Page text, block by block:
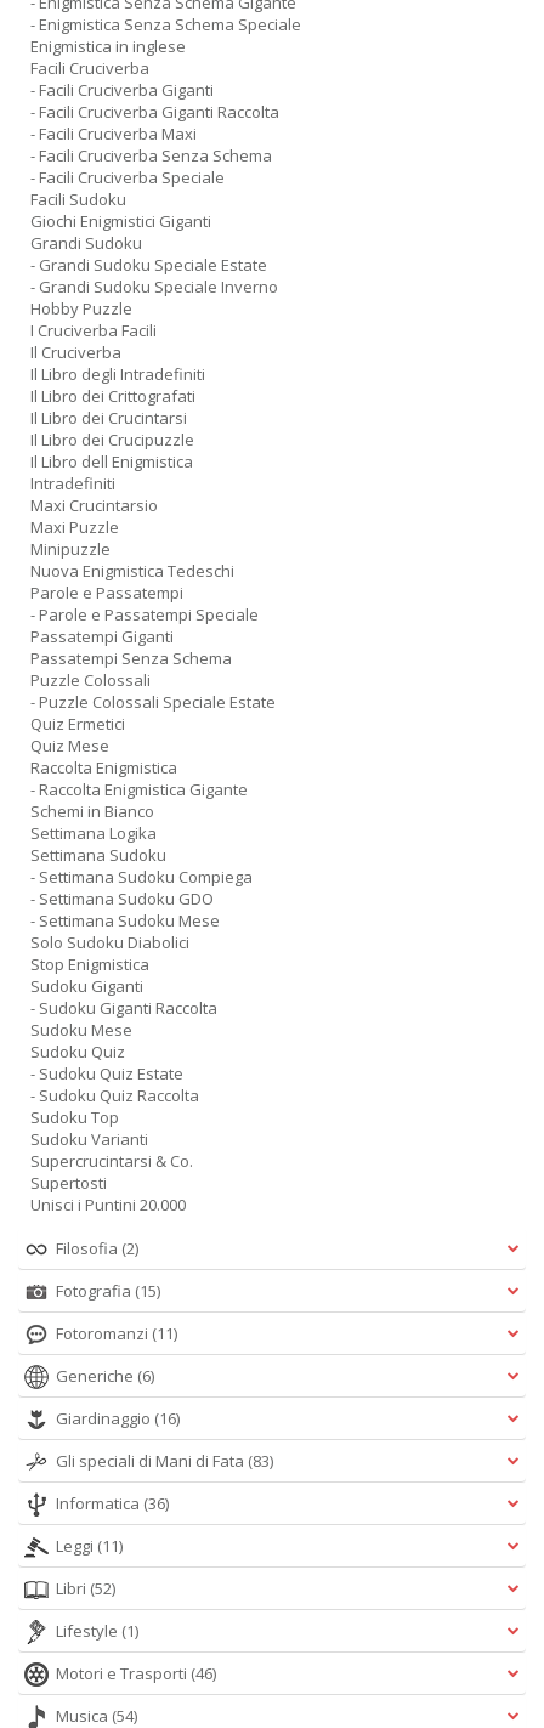
- Enigmistica Senza Schema Speciale
Enigmistica in inglese
Facili Cruciverba
- Facili Cruciverba Giganti
- Facili Cruciverba Giganti Raccolta
- Facili Cruciverba Maxi
- Facili Cruciverba Senza Schema
- Facili Cruciverba Speciale
Facili Sudoku
Giochi Enigmistici Giganti
Grandi Sudoku
- Grandi Sudoku Speciale Estate
- Grandi Sudoku Speciale Inverno
Hobby Puzzle
I Cruciverba Facili
Il Cruciverba
Il Libro degli Intradefiniti
Il Libro dei Crittografati
Il Libro dei Crucintarsi
Il Libro dei Crucipuzzle
Il Libro dell Enigmistica
Intradefiniti
Maxi Crucintarsio
Maxi Puzzle
Minipuzzle
Nuova Enigmistica Tedeschi
Parole e Passatempi
- Parole e Passatempi Speciale
Passatempi Giganti
Passatempi Senza Schema
Puzzle Colossali
- Puzzle Colossali Speciale Estate
Quiz Ermetici
Quiz Mese
Raccolta Enigmistica
- Raccolta Enigmistica Gigante
Schemi in Bianco
Settimana Logika
Settimana Sudoku
- Settimana Sudoku Compiega
- Settimana Sudoku GDO
- Settimana Sudoku Mese
Solo Sudoku Diabolici
Stop Enigmistica
Sudoku Giganti
- Sudoku Giganti Raccolta
Sudoku Mese
Sudoku Quiz
- Sudoku Quiz Estate
- Sudoku Quiz Raccolta
Sudoku Top
Sudoku Varianti
Supercrucintarsi & Co.
Supertosti
Unisci i Puntini 20.000
Filosofia (2)
Fotografia (15)
Fotoromanzi (11)
Generiche (6)
Giardinaggio (16)
Gli speciali di Mani di Fata (83)
Informatica (36)
Leggi (11)
Libri (52)
Lifestyle (1)
Motori e Trasporti (46)
Musica (54)